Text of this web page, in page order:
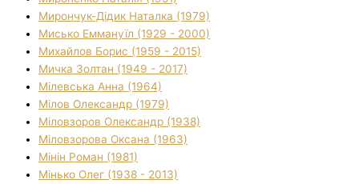
Мирончук-Дідик Наталка (1979)
Мисько Еммануїл (1929 - 2000)
Михайлов Борис (1959 - 2015)
Мичка Золтан (1949 - 2017)
Мілевська Анна (1964)
Мілов Олександр (1979)
Міловзоров Олександр (1938)
Міловзорова Оксана (1963)
Мінін Роман (1981)
Мінько Олег (1938 - 2013)